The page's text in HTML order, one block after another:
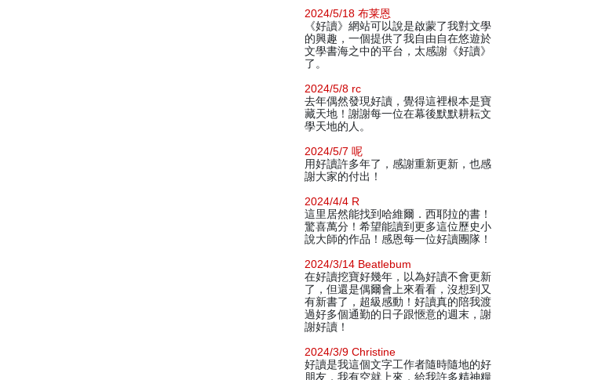
2024/5/18 布莱恩
《好讀》網站可以說是啟蒙了我對文學
的興趣，一個提供了我自由自在悠遊於
文學書海之中的平台，太感謝《好讀》
了。
2024/5/8 rc
去年偶然發現好讀，覺得這裡根本是寶
藏天地！謝謝每一位在幕後默默耕耘文
學天地的人。
2024/5/7 呢
用好讀許多年了，感謝重新更新，也感
謝大家的付出！
2024/4/4 R
這里居然能找到哈維爾．西耶拉的書！
驚喜萬分！希望能讀到更多這位歷史小
說大師的作品！感恩每一位好讀團隊！
2024/3/14 Beatlebum
在好讀挖寶好幾年，以為好讀不會更新
了，但還是偶爾會上來看看，沒想到又
有新書了，超級感動！好讀真的陪我渡
過好多個通勤的日子跟愜意的週末，謝
謝好讀！
2024/3/9 Christine
好讀是我這個文字工作者隨時隨地的好
朋友，我有空就上來，給我許多精神糧